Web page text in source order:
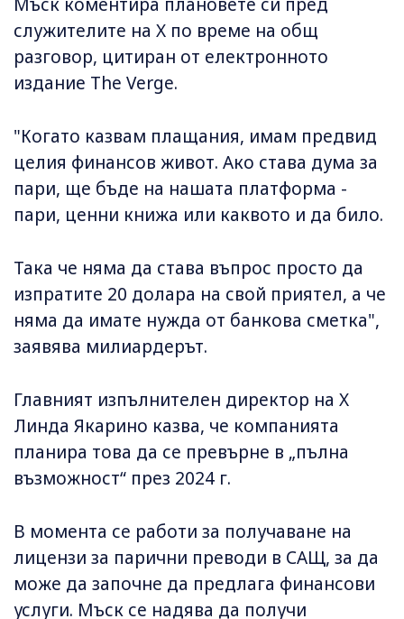
служителите на X по време на общ
разговор, цитиран от електронното
издание The Verge.
"Когато казвам плащания, имам предвид
целия финансов живот. Ако става дума за
пари, ще бъде на нашата платформа -
пари, ценни книжа или каквото и да било.
Така че няма да става въпрос просто да
изпратите 20 долара на свой приятел, а че
няма да имате нужда от банкова сметка",
заявява милиардерът.
Главният изпълнителен директор на X
Линда Якарино казва, че компанията
планира това да се превърне в „пълна
възможност“ през 2024 г.
В момента се работи за получаване на
лицензи за парични преводи в САЩ, за да
може да започне да предлага финансови
услуги. Мъск се надява да получи